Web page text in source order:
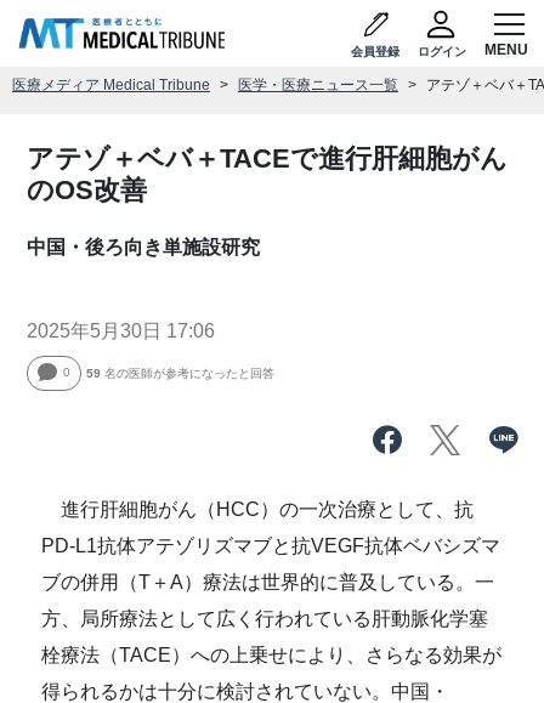
会員登録 ログイン
医療メディア Medical Tribune 医学・医療ニュース一覧 アテゾ＋ベバ＋
アテゾ＋ベバ＋TACEで進行肝細胞がん
のOS改善
中国・後ろ向き単施設研究
2025年5月30日 17:06
0 59 名の医師が参考になったと回答
進行肝細胞がん（HCC）の一次治療として、抗
PD-L1抗体アテゾリズマブと抗VEGF抗体ベバシズマ
ブの併用（T＋A）療法は世界的に普及している。一
方、局所療法として広く行われている肝動脈化学塞
栓療法（TACE）への上乗せにより、さらなる効果が
得られるかは十分に検討されていない。中国・